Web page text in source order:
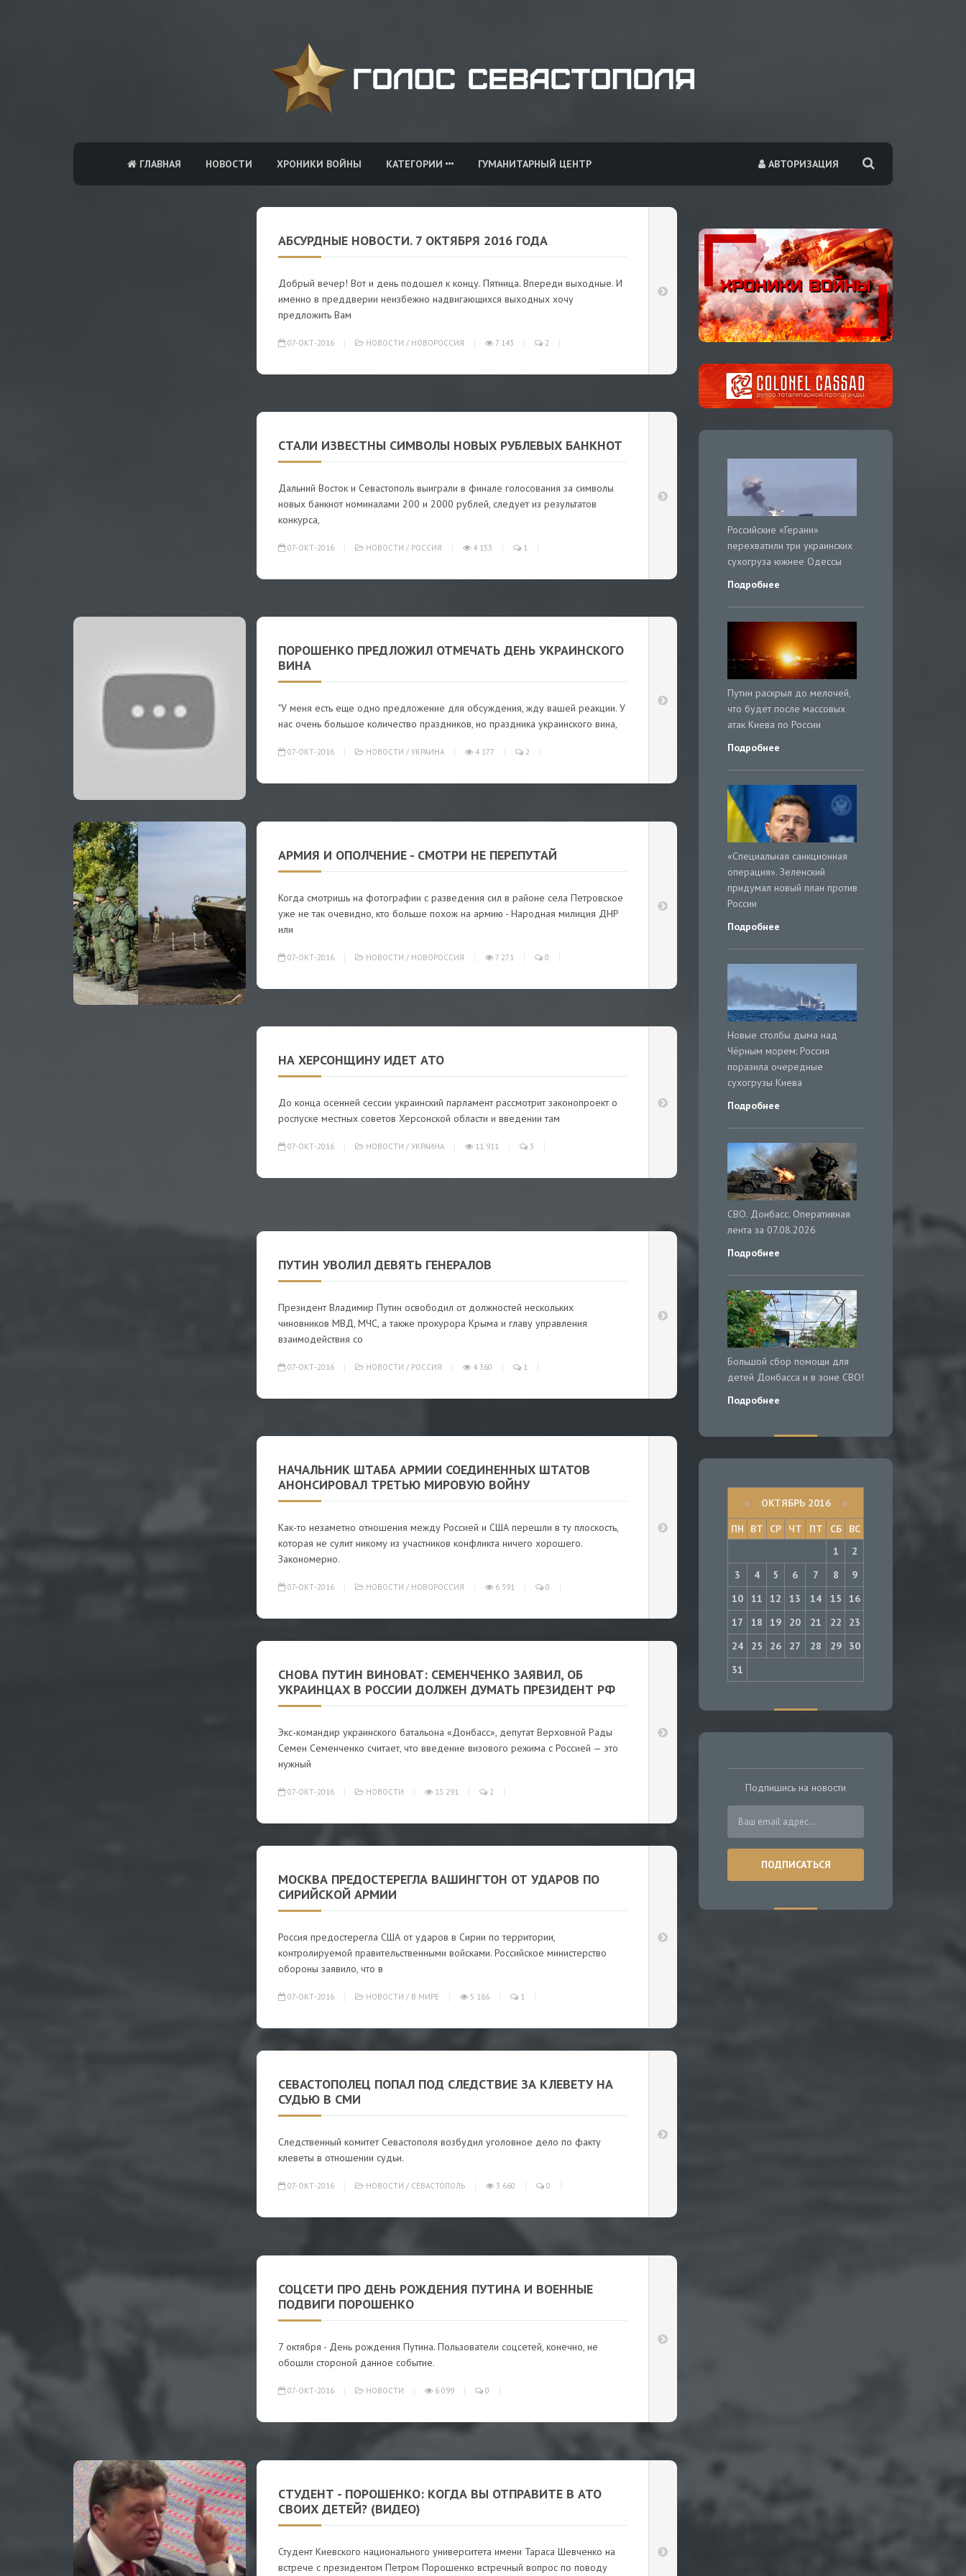
АВТОРИЗАЦИЯ
ГЛАВНАЯ НОВОСТИ ХРОНИКИ ВОЙНЫ КАТЕГОРИИ ГУМАНИТАРНЫЙ ЦЕНТР
АБСУРДНЫЕ НОВОСТИ. 7 ОКТЯБРЯ 2016 ГОДА
Добрый вечер! Вот и день подошел к концу. Пятница. Впереди выходные. И
именно в преддверии неизбежно надвигающихся выходных хочу
предложить Вам
07-ОКТ-2016 НОВОСТИ / НОВОРОССИЯ 7 143 2
СТАЛИ ИЗВЕСТНЫ СИМВОЛЫ НОВЫХ РУБЛЕВЫХ БАНКНОТ
Дальний Восток и Севастополь выиграли в финале голосования за символы
новых банкнот номиналами 200 и 2000 рублей, следует из результатов
конкурса,
07-ОКТ-2016 НОВОСТИ / РОССИЯ 4 153 1
ПОРОШЕНКО ПРЕДЛОЖИЛ ОТМЕЧАТЬ ДЕНЬ УКРАИНСКОГО
ВИНА
"У меня есть еще одно предложение для обсуждения, жду вашей реакции. У
нас очень большое количество праздников, но праздника украинского вина,
07-ОКТ-2016 НОВОСТИ / УКРАИНА 4 177 2
АРМИЯ И ОПОЛЧЕНИЕ - СМОТРИ НЕ ПЕРЕПУТАЙ
Когда смотришь на фотографии с разведения сил в районе села Петровское
уже не так очевидно, кто больше похож на армию - Народная милиция ДНР
или
07-ОКТ-2016 НОВОСТИ / НОВОРОССИЯ 7 271 0
НА ХЕРСОНЩИНУ ИДЕТ АТО
До конца осенней сессии украинский парламент рассмотрит законопроект о
роспуске местных советов Херсонской области и введении там
07-ОКТ-2016 НОВОСТИ / УКРАИНА 11 911 3
ПУТИН УВОЛИЛ ДЕВЯТЬ ГЕНЕРАЛОВ
Президент Владимир Путин освободил от должностей нескольких
чиновников МВД, МЧС, а также прокурора Крыма и главу управления
взаимодействия со
07-ОКТ-2016 НОВОСТИ / РОССИЯ 4 360 1
НАЧАЛЬНИК ШТАБА АРМИИ СОЕДИНЕННЫХ ШТАТОВ
АНОНСИРОВАЛ ТРЕТЬЮ МИРОВУЮ ВОЙНУ
Как-то незаметно отношения между Россией и США перешли в ту плоскость,
которая не сулит никому из участников конфликта ничего хорошего.
Закономерно.
07-ОКТ-2016 НОВОСТИ / НОВОРОССИЯ 6 391 0
СНОВА ПУТИН ВИНОВАТ: СЕМЕНЧЕНКО ЗАЯВИЛ, ОБ
УКРАИНЦАХ В РОССИИ ДОЛЖЕН ДУМАТЬ ПРЕЗИДЕНТ РФ
Экс-командир украинского батальона «Донбасс», депутат Верховной Рады
Семен Семенченко считает, что введение визового режима с Россией — это
нужный
07-ОКТ-2016 НОВОСТИ 13 291 2
МОСКВА ПРЕДОСТЕРЕГЛА ВАШИНГТОН ОТ УДАРОВ ПО
СИРИЙСКОЙ АРМИИ
Россия предостерегла США от ударов в Сирии по территории,
контролируемой правительственными войсками. Российское министерство
обороны заявило, что в
07-ОКТ-2016 НОВОСТИ / В МИРЕ 5 186 1
СЕВАСТОПОЛЕЦ ПОПАЛ ПОД СЛЕДСТВИЕ ЗА КЛЕВЕТУ НА
СУДЬЮ В СМИ
Следственный комитет Севастополя возбудил уголовное дело по факту
клеветы в отношении судьи.
07-ОКТ-2016 НОВОСТИ / СЕВАСТОПОЛЬ 3 660 0
СОЦСЕТИ ПРО ДЕНЬ РОЖДЕНИЯ ПУТИНА И ВОЕННЫЕ
ПОДВИГИ ПОРОШЕНКО
7 октября - День рождения Путина. Пользователи соцсетей, конечно, не
обошли стороной данное событие.
07-ОКТ-2016 НОВОСТИ 6 099 0
СТУДЕНТ - ПОРОШЕНКО: КОГДА ВЫ ОТПРАВИТЕ В АТО
СВОИХ ДЕТЕЙ? (ВИДЕО)
Студент Киевского национального университета имени Тараса Шевченко на
встрече с президентом Петром Порошенко встречный вопрос по поводу
Российские «Герани»
перехватили три украинских
сухогруза южнее Одессы
Подробнее
Путин раскрыл до мелочей,
что будет после массовых
атак Киева по России
Подробнее
«Специальная санкционная
операция». Зеленский
придумал новый план против
России
Подробнее
Новые столбы дыма над
Чёрным морем: Россия
поразила очередные
сухогрузы Киева
Подробнее
СВО. Донбасс. Оперативная
лента за 07.08.2026
Подробнее
Большой сбор помощи для
детей Донбасса и в зоне СВО!
Подробнее
« ОКТЯБРЬ 2016 »
ПН
ВТ СР ЧТ ПТ СБ
ВС
1
2
3
4 5 6 7 8
9
10
11 12 13 14 15
16
17
18 19 20 21 22
23
24
25 26 27 28 29
30
31
Подпишись на новости